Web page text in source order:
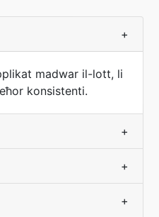
+
madwar il-lott, li
konsistenti.
+
+
+